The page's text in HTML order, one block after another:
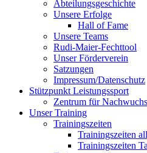
Abteilungsgeschichte
Unsere Erfolge
Hall of Fame
Unsere Teams
Rudi-Maier-Fechttool
Unser Förderverein
Satzungen
Impressum/Datenschutz
Stützpunkt Leistungssport
Zentrum für
Unser Training
Trainingszeiten
Trainingszeiten
Trainingszeiten